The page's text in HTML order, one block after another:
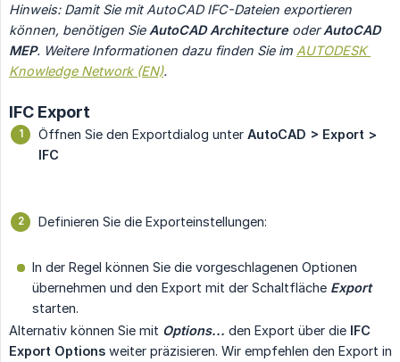
Hinweis: Damit Sie mit AutoCAD IFC-Dateien exportieren
können, benötigen Sie AutoCAD Architecture oder AutoCAD
MEP. Weitere Informationen dazu finden Sie im AUTODESK
Knowledge Network (EN).
IFC Export
Öffnen Sie den Exportdialog unter AutoCAD > Export >
IFC
Definieren Sie die Exporteinstellungen:
In der Regel können Sie die vorgeschlagenen Optionen
übernehmen und den Export mit der Schaltfläche Export
starten.
Alternativ können Sie mit Options... den Export über die IFC
Export Options weiter präzisieren. Wir empfehlen den Export in